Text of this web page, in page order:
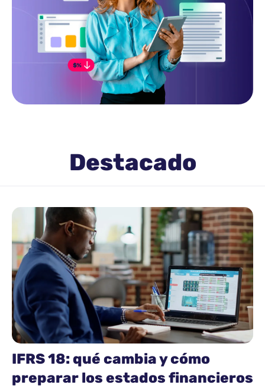
Destacado
IFRS 18: qué cambia y cómo
preparar los estados financieros